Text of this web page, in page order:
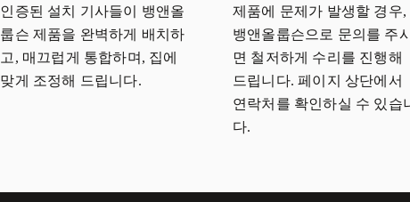
인증된 설치 기사들이 뱅앤올
룹슨 제품을 완벽하게 배치하
고, 매끄럽게 통합하며, 집에
맞게 조정해 드립니다.
제품에 문제가 발생할 경우,
뱅앤올룹슨으로 문의를 주
면 철저하게 수리를 진행해
드립니다. 페이지 상단에서
연락처를 확인하실 수 있습
다.